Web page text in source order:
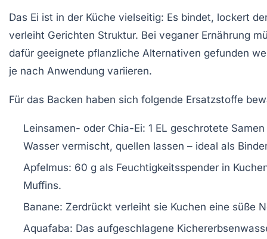
Das Ei ist in der Küche vielseitig: Es bindet, lockert
verleiht Gerichten Struktur. Bei veganer Ernährung
dafür geeignete pflanzliche Alternativen gefunden
je nach Anwendung variieren.
Für das Backen haben sich folgende Ersatzstoffe
Leinsamen- oder Chia-Ei: 1 EL geschrotete
Wasser vermischt, quellen lassen – ideal als
Apfelmus: 60 g als Feuchtigkeitsspender in
Muffins.
Banane: Zerdrückt verleiht sie Kuchen eine süße
Aquafaba: Das aufgeschlagene